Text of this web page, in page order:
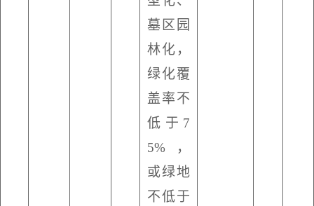
墓区园
林化，
绿化覆
盖率不
低于 7
5%，
或绿地
不低于